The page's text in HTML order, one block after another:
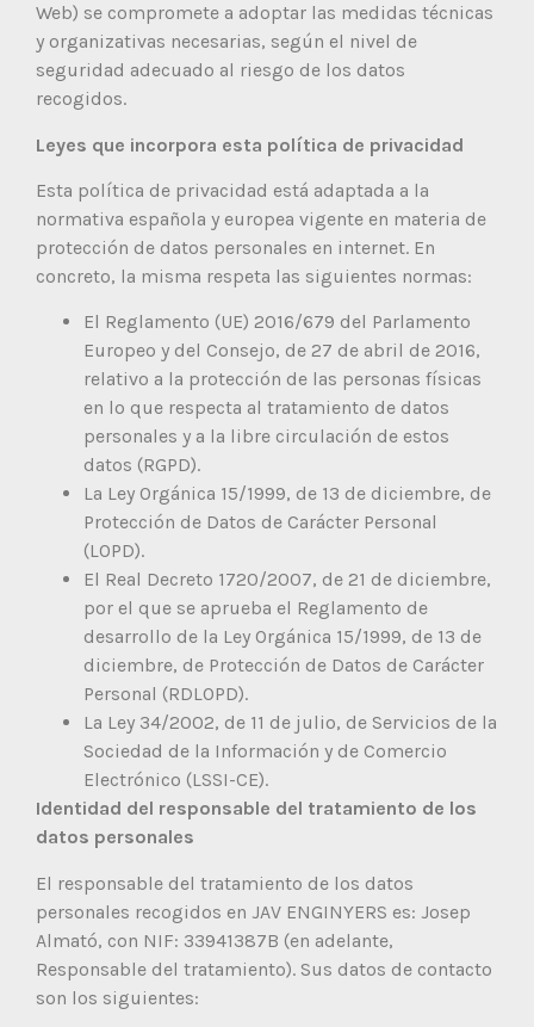
Web) se compromete a adoptar las medidas técnicas
y organizativas necesarias, según el nivel de
seguridad adecuado al riesgo de los datos
recogidos.
Leyes que incorpora esta política de privacidad
Esta política de privacidad está adaptada a la
normativa española y europea vigente en materia de
protección de datos personales en internet. En
concreto, la misma respeta las siguientes normas:
El Reglamento (UE) 2016/679 del Parlamento
Europeo y del Consejo, de 27 de abril de 2016,
relativo a la protección de las personas físicas
en lo que respecta al tratamiento de datos
personales y a la libre circulación de estos
datos (RGPD).
La Ley Orgánica 15/1999, de 13 de diciembre, de
Protección de Datos de Carácter Personal
(LOPD).
El Real Decreto 1720/2007, de 21 de diciembre,
por el que se aprueba el Reglamento de
desarrollo de la Ley Orgánica 15/1999, de 13 de
diciembre, de Protección de Datos de Carácter
Personal (RDLOPD).
La Ley 34/2002, de 11 de julio, de Servicios de la
Sociedad de la Información y de Comercio
Electrónico (LSSI-CE).
Identidad del responsable del tratamiento de los
datos personales
El responsable del tratamiento de los datos
personales recogidos en JAV ENGINYERS es: Josep
Almató, con NIF: 33941387B (en adelante,
Responsable del tratamiento). Sus datos de contacto
son los siguientes: